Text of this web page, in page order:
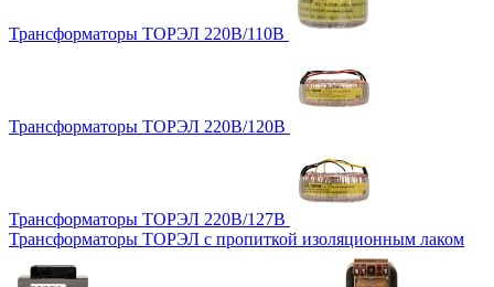
Трансформаторы ТОРЭЛ 220В/110В
Трансформаторы ТОРЭЛ 220В/120В
Трансформаторы ТОРЭЛ 220В/127В
Трансформаторы ТОРЭЛ с пропиткой изоляционным лаком